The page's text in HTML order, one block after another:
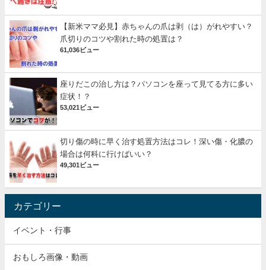
【新米ママ必見】赤ちゃんの爪は剥（は）がれやすい？
爪切りのコツや割れた時の処置は？
61,036ビュー
座りだこの治し方は？パソコンを座って見てる方に多い
症状！？
53,021ビュー
切り傷の時に早く治す処置方法はコレ！深い傷・化膿の
場合は何科に行けばいい？
49,301ビュー
カテゴリー
イベント・行事
おもしろ画像・動画